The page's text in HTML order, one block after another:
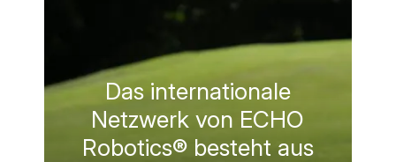
Das internationale
Netzwerk von ECHO
Robotics® besteht aus